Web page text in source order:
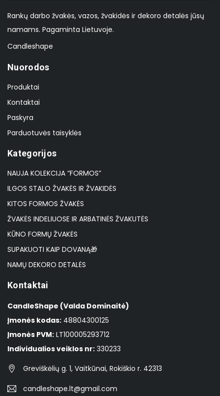
Rankų darbo žvakės, vazos, žvakidės ir dekoro detalės jūsų
namams. Pagaminta Lietuvoje.
Candleshape
Nuorodos
Produktai
Kontaktai
Paskyra
Parduotuvės taisyklės
Kategorijos
NAUJA KOLEKCIJA “FORMOS”
ILGOS STALO ŽVAKĖS IR ŽVAKIDĖS
KITOS FORMOS ŽVAKĖS
ŽVAKĖS INDELIUOSE IR ARBATINĖS ŽVAKUTĖS
KŪNO FORMŲ ŽVAKĖS
SUPAKUOTI KAIP DOVANĄ🎁
NAMŲ DEKORO DETALĖS
Kontaktai
CandleShape (Valda Dominaitė)
Įmonės kodas: 48804300125
Įmonės PVM: LT100005293712
Individualios veiklos nr: 330233
Greviškėlių g. 1, Vaitkūnai, Rokiškio r. 42313
candleshape.lt@gmail.com